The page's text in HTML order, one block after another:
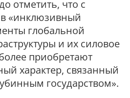
отметить, что с
«инклюзивный
глобальной
и их силовое
приобретают
характер, связанный
государством».